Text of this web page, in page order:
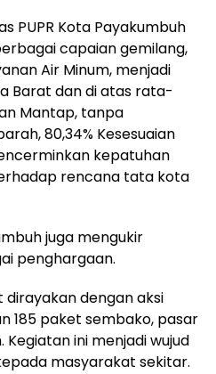
PUPR Kota Payakumbuh
capaian gemilang,
Air Minum, menjadi
Barat dan di atas rata-
Mantap, tanpa
80,34% Kesesuaian
kepatuhan
rencana tata kota
juga mengukir
penghargaan.
dirayakan dengan aksi
185 paket sembako, pasar
ini menjadi wujud
masyarakat sekitar.